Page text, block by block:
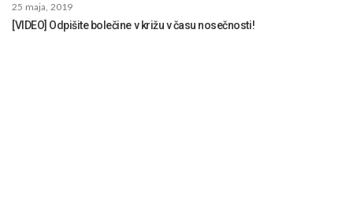
25 maja, 2019
[VIDEO] Odpišite bolečine v križu v času nosečnosti!